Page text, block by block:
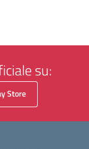
su:
Store